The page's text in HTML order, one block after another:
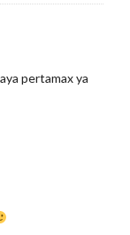
pertamax ya